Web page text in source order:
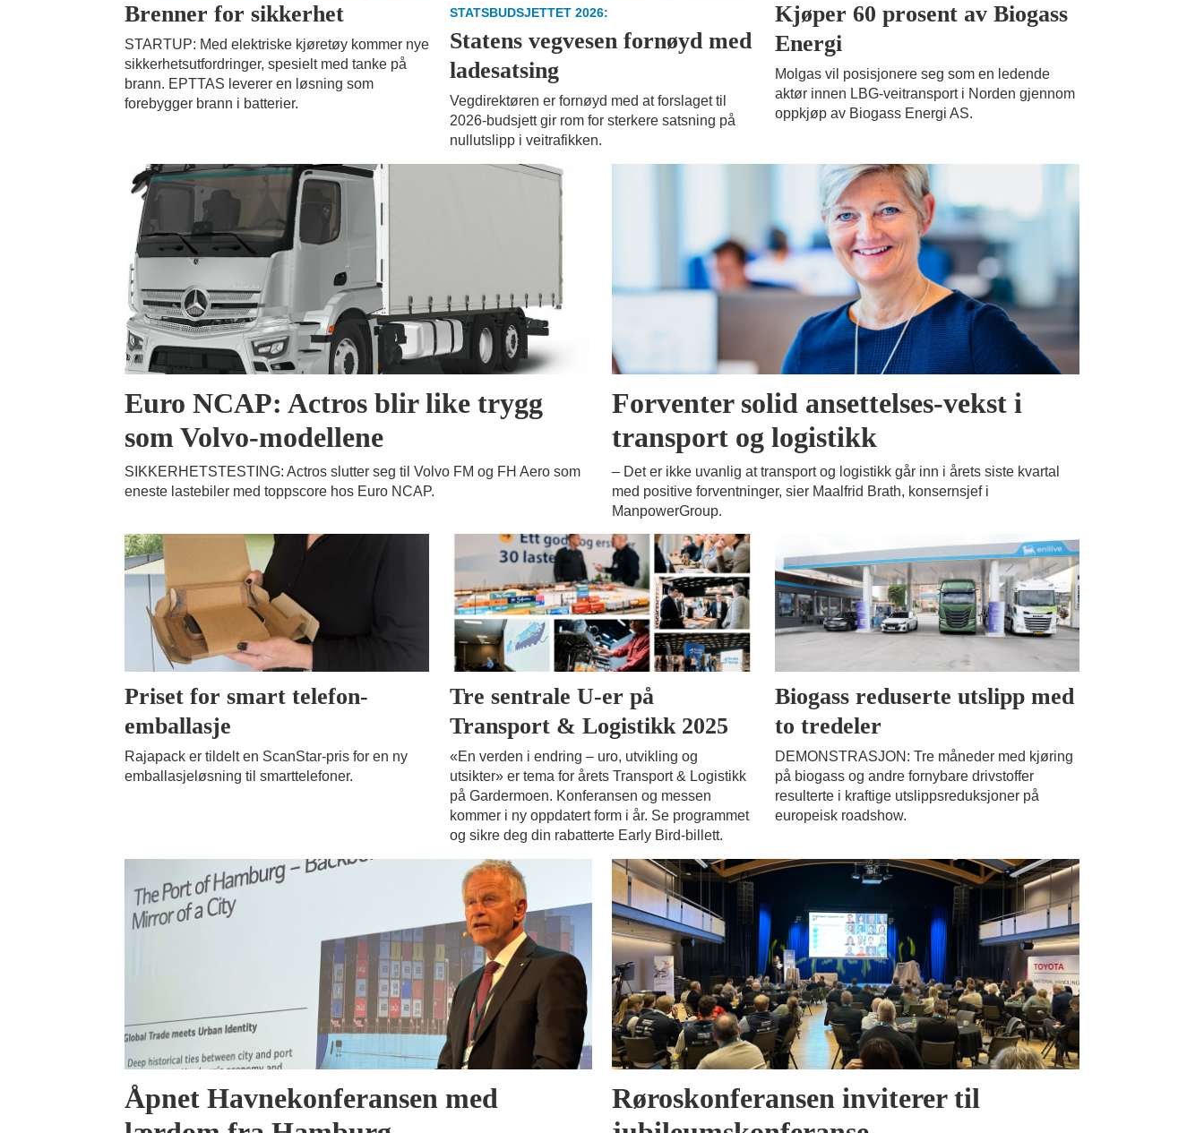
Brenner for sikkerhet
STARTUP: Med elektriske kjøretøy kommer nye
sikkerhetsutfordringer, spesielt med tanke på
brann. EPTTAS leverer en løsning som
forebygger brann i batterier.
STATSBUDSJETTET 2026:
Statens vegvesen fornøyd med
ladesatsing
Vegdirektøren er fornøyd med at forslaget til
2026-budsjett gir rom for sterkere satsning på
nullutslipp i veitrafikken.
Kjøper 60 prosent av Biogass
Energi
Molgas vil posisjonere seg som en ledende
aktør innen LBG-veitransport i Norden gjennom
oppkjøp av Biogass Energi AS.
Euro NCAP: Actros blir like trygg
som Volvo-modellene
SIKKERHETSTESTING: Actros slutter seg til Volvo FM og FH Aero som
eneste lastebiler med toppscore hos Euro NCAP.
Forventer solid ansettelses-vekst i
transport og logistikk
– Det er ikke uvanlig at transport og logistikk går inn i årets siste kvartal
med positive forventninger, sier Maalfrid Brath, konsernsjef i
ManpowerGroup.
Priset for smart telefon-
emballasje
Rajapack er tildelt en ScanStar-pris for en ny
emballasjeløsning til smarttelefoner.
Tre sentrale U-er på
Transport & Logistikk 2025
«En verden i endring – uro, utvikling og
utsikter» er tema for årets Transport & Logistikk
på Gardermoen. Konferansen og messen
kommer i ny oppdatert form i år. Se programmet
og sikre deg din rabatterte Early Bird-billett.
Biogass reduserte utslipp med
to tredeler
DEMONSTRASJON: Tre måneder med kjøring
på biogass og andre fornybare drivstoffer
resulterte i kraftige utslippsreduksjoner på
europeisk roadshow.
Åpnet Havnekonferansen med
Røroskonferansen inviterer til